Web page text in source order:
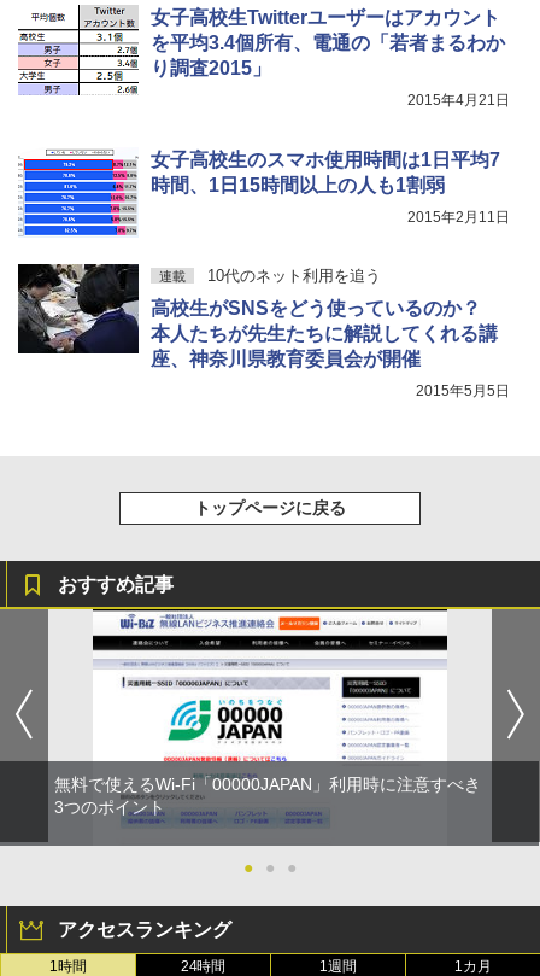
女子高校生Twitterユーザーはアカウント
を平均3.4個所有、電通の「若者まるわか
り調査2015」
2015年4月21日
女子高校生のスマホ使用時間は1日平均7
時間、1日15時間以上の人も1割弱
2015年2月11日
連載 10代のネット利用を追う
高校生がSNSをどう使っているのか？
本人たちが先生たちに解説してくれる講
座、神奈川県教育委員会が開催
2015年5月5日
トップページに戻る
おすすめ記事
無料で使えるWi-Fi「00000JAPAN」利用時に注意すべき
3つのポイント
● ● ●
アクセスランキング
1時間 24時間 1週間 1カ月